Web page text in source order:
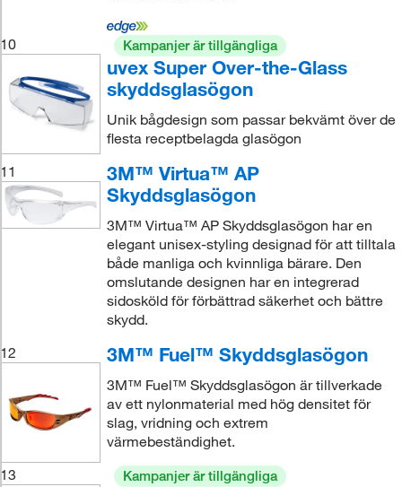
10 Kampanjer är tillgängliga
uvex Super Over-the-Glass
skyddsglasögon
Unik bågdesign som passar bekvämt över de
flesta receptbelagda glasögon
11
3M™ Virtua™ AP
Skyddsglasögon
3M™ Virtua™ AP Skyddsglasögon har en
elegant unisex-styling designad för att tilltala
både manliga och kvinnliga bärare. Den
omslutande designen har en integrerad
sidosköld för förbättrad säkerhet och bättre
skydd.
12
3M™ Fuel™ Skyddsglasögon
3M™ Fuel™ Skyddsglasögon är tillverkade
av ett nylonmaterial med hög densitet för
slag, vridning och extrem
värmebeständighet.
13
Kampanjer är tillgängliga